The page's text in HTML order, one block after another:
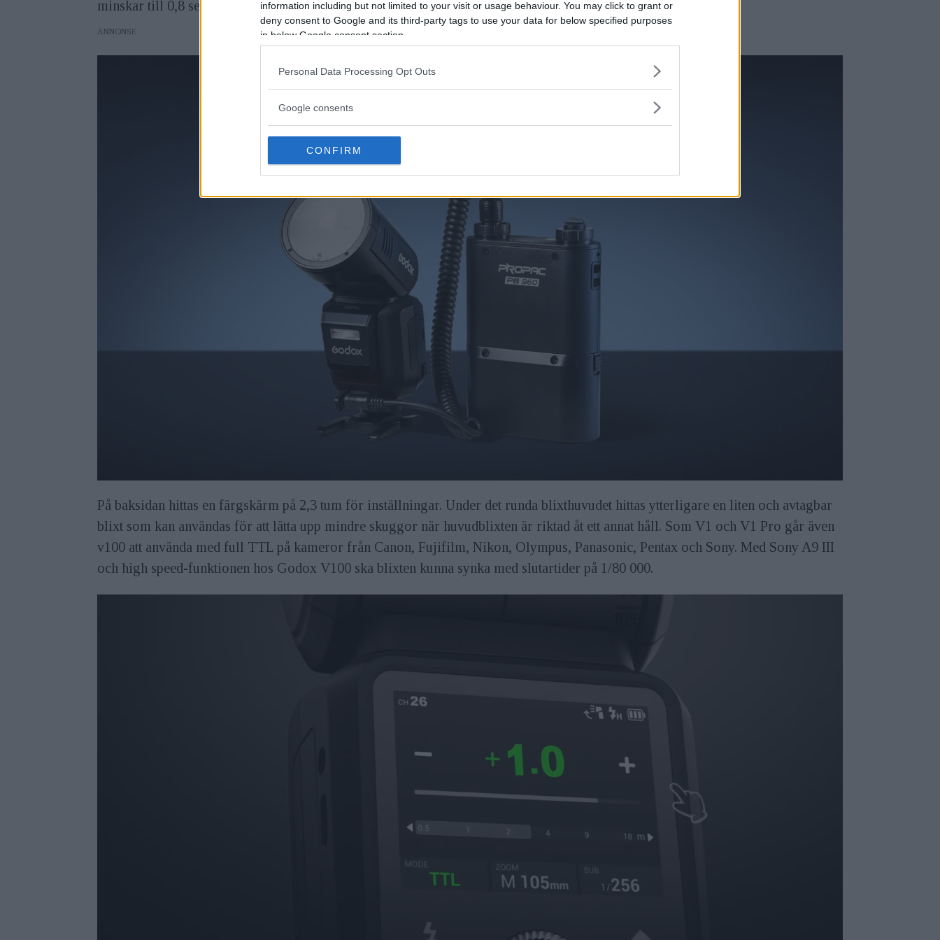
information including but not limited to your visit or usage behaviour. You may click to grant or
deny consent to Google and its third-party tags to use your data for below specified purposes
in below Google consent section.
Personal Data Processing Opt Outs
Google consents
CONFIRM
minskar till 0,8 sekunder om det externa batteripacket används.
ANNONS
På baksidan hittas en färgskärm på 2,3 tum för inställningar. Under det runda blixthuvudet hittas ytterligare en liten och avtagbar
blixt som kan användas för att lätta upp mindre skuggor när huvudblixten är riktad åt ett annat håll. Som V1 och V1 Pro går även
v100 att använda med full TTL på kameror från Canon, Fujifilm, Nikon, Olympus, Panasonic, Pentax och Sony. Med Sony A9 III
och high speed-funktionen hos Godox V100 ska blixten kunna synka med slutartider på 1/80 000.